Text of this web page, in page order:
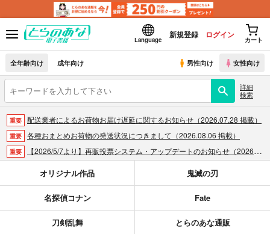
Language
新規登録 ログイン
カート
全年齢向け 成年向け 男性向け 女性向け
詳細
検索
重要 配送業者によるお荷物お届け遅延に関するお知らせ（2026.07.28 掲載）
重要 各種おまとめお荷物の発送状況につきまして（2026.08.06 掲載）
重要 【2026/5/7より】再販投票システム・アップデートのお知らせ（2026.05.07 掲載）
「とらのあな×駿河屋日本橋乙女同人誌館」通販店頭受取サービス開始のお知らせ（2026.01.05 更新｜2025.12.30 掲載）
重要 【2025/12/1より】「通販ポイント⇒とらコイン変換キャンペーン」終了のお知らせ（2025.11.21 掲載）
個人情報保護方針の改定について（2025.09.19 更新｜2025.08.01 掲載）
オリジナル作品 鬼滅の刃
名探偵コナン Fate
刀剣乱舞 とらのあな通販